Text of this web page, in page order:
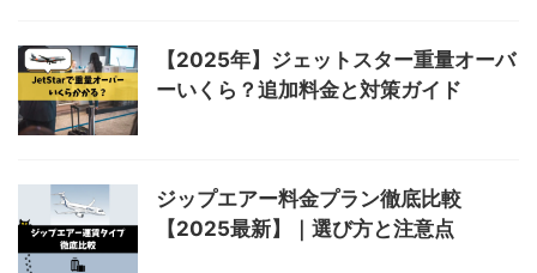
【2025年】ジェットスター重量オーバ
ーいくら？追加料金と対策ガイド
ジップエアー料金プラン徹底比較
【2025最新】｜選び方と注意点